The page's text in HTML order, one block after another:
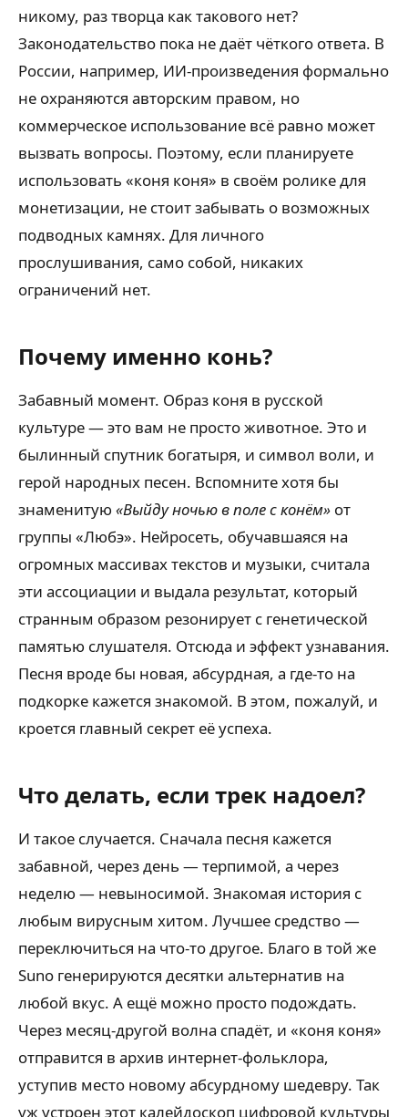
никому, раз творца как такового нет?
Законодательство пока не даёт чёткого ответа. В
России, например, ИИ-произведения формально
не охраняются авторским правом, но
коммерческое использование всё равно может
вызвать вопросы. Поэтому, если планируете
использовать «коня коня» в своём ролике для
монетизации, не стоит забывать о возможных
подводных камнях. Для личного
прослушивания, само собой, никаких
ограничений нет.
Почему именно конь?
Забавный момент. Образ коня в русской
культуре — это вам не просто животное. Это и
былинный спутник богатыря, и символ воли, и
герой народных песен. Вспомните хотя бы
знаменитую «Выйду ночью в поле с конём» от
группы «Любэ». Нейросеть, обучавшаяся на
огромных массивах текстов и музыки, считала
эти ассоциации и выдала результат, который
странным образом резонирует с генетической
памятью слушателя. Отсюда и эффект узнавания.
Песня вроде бы новая, абсурдная, а где-то на
подкорке кажется знакомой. В этом, пожалуй, и
кроется главный секрет её успеха.
Что делать, если трек надоел?
И такое случается. Сначала песня кажется
забавной, через день — терпимой, а через
неделю — невыносимой. Знакомая история с
любым вирусным хитом. Лучшее средство —
переключиться на что-то другое. Благо в той же
Suno генерируются десятки альтернатив на
любой вкус. А ещё можно просто подождать.
Через месяц-другой волна спадёт, и «коня коня»
отправится в архив интернет-фольклора,
уступив место новому абсурдному шедевру. Так
уж устроен этот калейдоскоп цифровой культуры